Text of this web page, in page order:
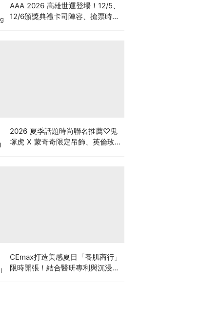
AAA 2026 高雄世運登場！12/5、
12/6頒獎典禮卡司陣容、搶票時
2026 夏季話題時尚聯名推薦♡鬼
塚虎 X 蒙奇奇限定吊飾、英倫玫瑰
CEmax打造美感夏日「養肌商行」
限時開張！結合醫研專利與沉浸式